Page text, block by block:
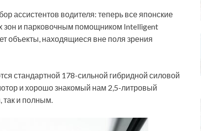
ассистентов водителя: теперь все японские
зон и парковочным помощником Intelligent
объекты, находящиеся вне поля зрения
стандартной 178-сильной гибридной силовой
и хорошо знакомый нам 2,5-литровый
так и полным.